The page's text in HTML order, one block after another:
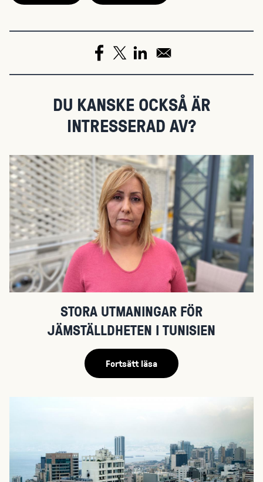
DU KANSKE OCKSÅ ÄR
INTRESSERAD AV?
STORA UTMANINGAR FÖR
JÄMSTÄLLDHETEN I TUNISIEN
Fortsätt läsa